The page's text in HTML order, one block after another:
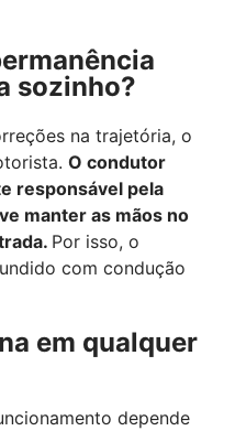
sozinho?
na trajetória, o
O condutor
responsável pela
manter as mãos no
Por isso, o
com condução
em qualquer
depende